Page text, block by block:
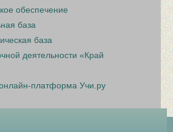
обеспечение
база
база
деятельности «Край
платформа Учи.ру